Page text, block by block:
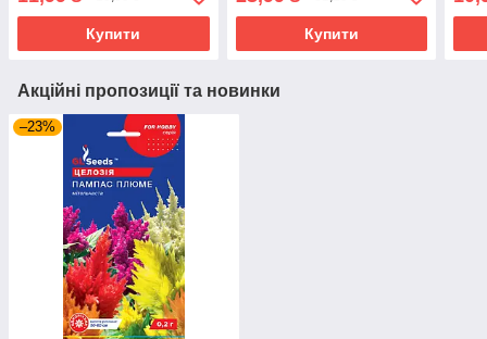
Купити Купити
Акційні пропозиції та новинки
–23%